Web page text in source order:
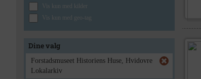
Vis kun med kilder
Vis kun med geo-tag
Dine valg
Forstadsmuseet Historiens Huse, Hvidovre
Lokalarkiv